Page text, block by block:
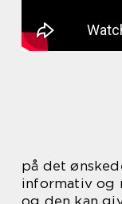
på det
informativ og
og den kan